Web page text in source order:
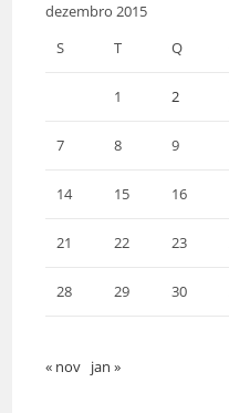
dezembro 2015
S
T Q
1 2
7 8 9
14 15 16
21 22 23
28 29 30
« nov jan »